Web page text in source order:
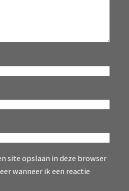
site opslaan in deze browser
wanneer ik een reactie